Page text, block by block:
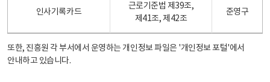
인사기록카드
근로기준법 제39조,
제41조, 제42조
준영구
또한, 진흥원 각 부서에서 운영하는 개인정보 파일은 '개인정보 포털'에서
안내하고 있습니다.